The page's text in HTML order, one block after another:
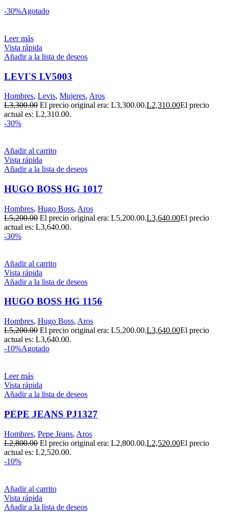
-30%Agotado
Leer más
Vista rápida
Añadir a la lista de deseos
LEVI´S LV5003
Hombres, Levis, Mujeres, Aros
L3,300.00 El precio original era: L3,300.00.L2,310.00El precio
actual es: L2,310.00.
-30%
Añadir al carrito
Vista rápida
Añadir a la lista de deseos
HUGO BOSS HG 1017
Hombres, Hugo Boss, Aros
L5,200.00 El precio original era: L5,200.00.L3,640.00El precio
actual es: L3,640.00.
-30%
Añadir al carrito
Vista rápida
Añadir a la lista de deseos
HUGO BOSS HG 1156
Hombres, Hugo Boss, Aros
L5,200.00 El precio original era: L5,200.00.L3,640.00El precio
actual es: L3,640.00.
-10%Agotado
Leer más
Vista rápida
Añadir a la lista de deseos
PEPE JEANS PJ1327
Hombres, Pepe Jeans, Aros
L2,800.00 El precio original era: L2,800.00.L2,520.00El precio
actual es: L2,520.00.
-10%
Añadir al carrito
Vista rápida
Añadir a la lista de deseos